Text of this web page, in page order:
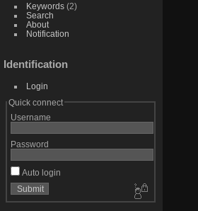
Keywords(2)
Search
About
Notification
Identification
Login
Quick connect
Username
Password
Auto login